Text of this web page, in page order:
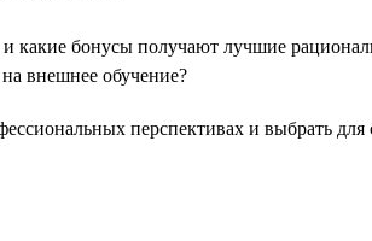
какие бонусы получают лучшие
внешнее обучение?
перспективах и выбрать для